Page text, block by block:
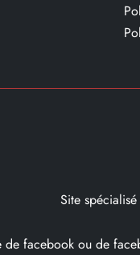
Site
facebook ou de